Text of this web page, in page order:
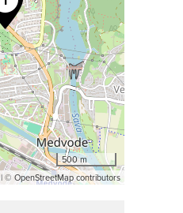
500 m
| © OpenStreetMap contributors